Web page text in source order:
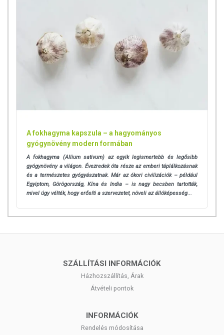
egyénenként eltérhetnek, jelölésük, megjelenítésük és reklámozásuk
során nem engedélyezett betegséget megelőző vagy gyógyító hatást
tulajdonítani nekik.
A termék nem helyettesíti a kiegyensúlyozott, változatos étrendet és az
egészséges életmódot!
Kisgyermektől elzárva tartandó!
A fokhagyma kapszula – a hagyományos
gyógynövény modern formában
A fokhagyma (Allium sativum) az egyik legismertebb és legősibb
gyógynövény a világon. Évezredek óta része az emberi táplálkozásnak
és a természetes gyógyászatnak. Már az ókori civilizációk – például
Egyiptom, Görögország, Kína és India – is nagy becsben tartották,
mivel úgy vélték, hogy erősíti a szervezetet, növeli az állóképesség...
SZÁLLÍTÁSI INFORMÁCIÓK
Házhozszállítás, Árak
Átvételi pontok
INFORMÁCIÓK
Rendelés módosítása